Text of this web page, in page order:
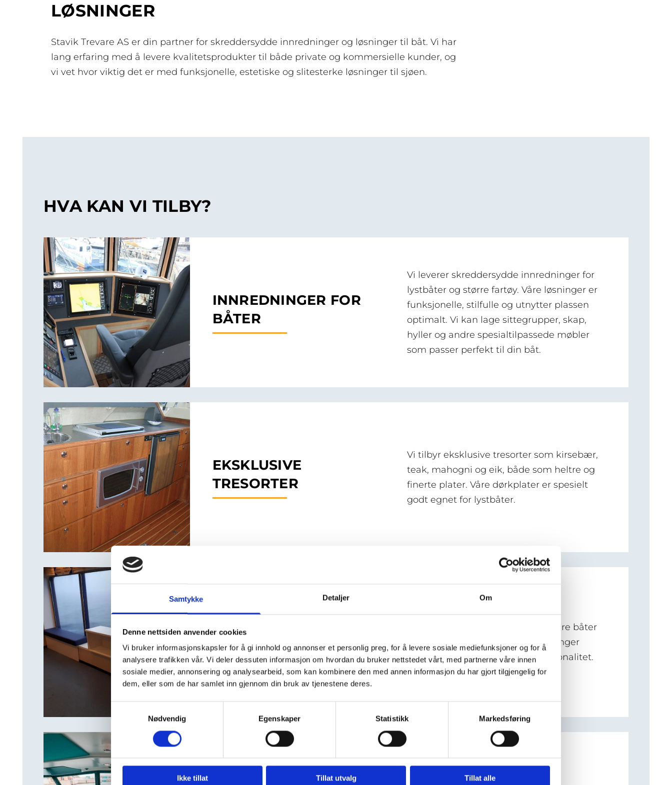
Samtykke Detaljer Om
Denne nettsiden anvender cookies
Vi bruker informasjonskapsler for å gi innhold og annonser et personlig preg, for å levere sosiale mediefunksjoner og for å
analysere trafikken vår. Vi deler dessuten informasjon om hvordan du bruker nettstedet vårt, med partnerne våre innen
sosiale medier, annonsering og analysearbeid, som kan kombinere den med annen informasjon du har gjort tilgjengelig for
dem, eller som de har samlet inn gjennom din bruk av tjenestene deres.
Nødvendig
Egenskaper Statistikk Markedsføring
Ikke tillat Tillat utvalg Tillat alle
LØSNINGER
Stavik Trevare AS er din partner for skreddersydde innredninger og løsninger til båt. Vi har
lang erfaring med å levere kvalitetsprodukter til både private og kommersielle kunder, og
vi vet hvor viktig det er med funksjonelle, estetiske og slitesterke løsninger til sjøen.
HVA KAN VI TILBY?
INNREDNINGER FOR
BÅTER
Vi leverer skreddersydde innredninger for
lystbåter og større fartøy. Våre løsninger er
funksjonelle, stilfulle og utnytter plassen
optimalt. Vi kan lage sittegrupper, skap,
hyller og andre spesialtilpassede møbler
som passer perfekt til din båt.
EKSKLUSIVE
TRESORTER
Vi tilbyr eksklusive tresorter som kirsebær,
teak, mahogni og eik, både som heltre og
finerte plater. Våre dørkplater er spesielt
godt egnet for lystbåter.
RENOVERING AV
BÅTINTERIØR
Vi renoverer båtinteriør for å gi eldre båter
et friskt, moderne preg. Våre løsninger
forbedrer både estetikk og funksjonalitet.